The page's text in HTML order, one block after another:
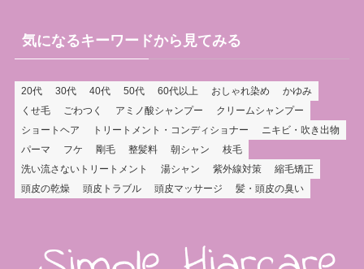
気になるキーワードから見てみる
20代 30代 40代 50代 60代以上 おしゃれ染め
かゆみ
くせ毛
ごわつく アミノ酸シャンプー
クリームシャンプー
ショートヘア
トリートメント・コンディショナー
ニキビ・吹き出物
パーマ
フケ 剛毛 整髪料 朝シャン
枝毛
洗い流さないトリートメント
湯シャン 紫外線対策
縮毛矯正
頭皮の乾燥
頭皮トラブル 頭皮マッサージ 髪・頭皮の臭い